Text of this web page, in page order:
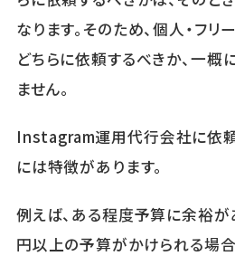
なります。そのため、個人・フ
どちらに依頼するべきか、一概
ません。
Instagram運用代行会社に依
には特徴があります。
例えば、ある程度予算に余裕
円以上の予算がかけられる場